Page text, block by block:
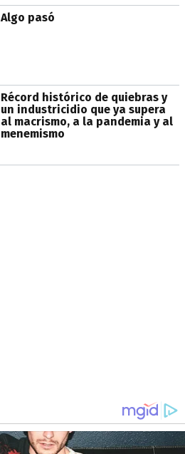
Algo pasó
Récord histórico de quiebras y
un industricidio que ya supera
al macrismo, a la pandemia y al
menemismo